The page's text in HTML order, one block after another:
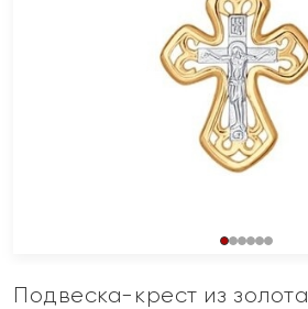
Подвеска-крест из золота